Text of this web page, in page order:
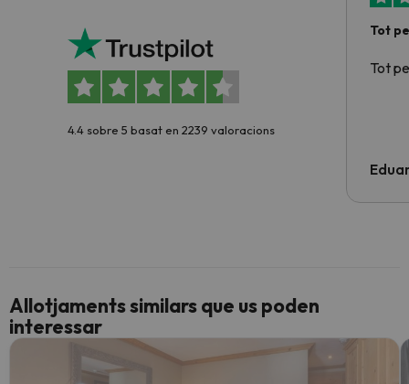
4.4 sobre 5 basat en 2239 valoracions
Tot
Tot
Allotjaments similars que us poden
interessar